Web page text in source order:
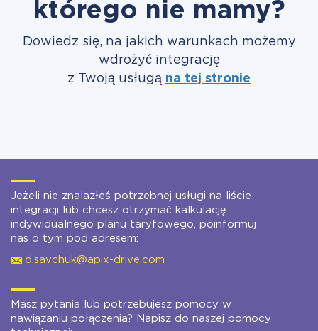
którego nie mamy?
Dowiedz się, na jakich warunkach możemy
wdrożyć integrację
z Twoją usługą na tej stronie
Jeżeli nie znalazłeś potrzebnej usługi na liście
integracji lub chcesz otrzymać kalkulację
indywidualnego planu taryfowego, poinformuj
nas o tym pod adresem:
d.savchuk@apix-drive.com
Masz pytania lub potrzebujesz pomocy w
nawiązaniu połączenia? Napisz do naszej pomocy